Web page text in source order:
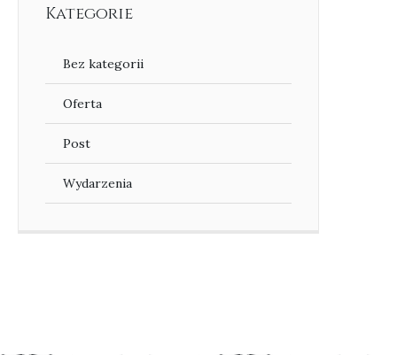
Kategorie
Bez kategorii
Oferta
Post
Wydarzenia